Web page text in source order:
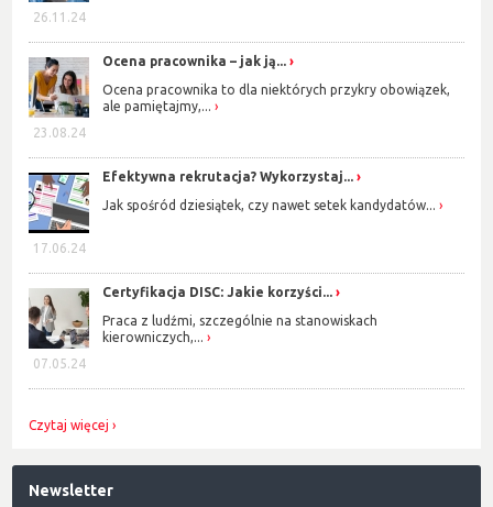
26.11.24
23.08.24
Ocena pracownika – jak ją...
Ocena pracownika to dla niektórych przykry obowiązek,
ale pamiętajmy,...
17.06.24
Efektywna rekrutacja? Wykorzystaj...
Jak spośród dziesiątek, czy nawet setek kandydatów...
07.05.24
Certyfikacja DISC: Jakie korzyści...
Praca z ludźmi, szczególnie na stanowiskach
kierowniczych,...
Czytaj więcej
Newsletter